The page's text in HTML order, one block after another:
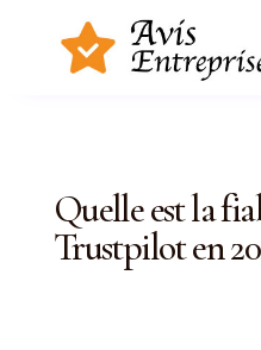
Quelle est la
Trustpilot en